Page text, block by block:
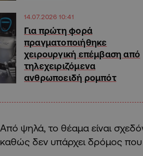
14.07.2026 10:41
Για πρώτη φορά
πραγματοποιήθηκε
χειρουργική επέμβαση από
τηλεχειριζόμενα
ανθρωποειδή ρομπότ
Από ψηλά, το θέαμα είναι
καθώς δεν υπάρχει δρόμος